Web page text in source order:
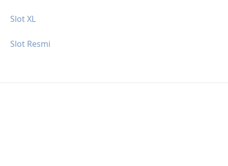
Slot XL
Slot Resmi